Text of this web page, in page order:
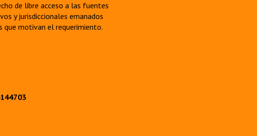
de libre acceso a las fuentes
y jurisdiccionales emanados
que motivan el requerimiento.